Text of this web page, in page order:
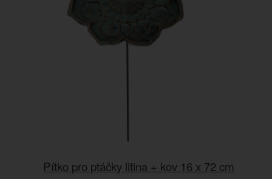
Pítko pro ptáčky litina + kov 16 x 72 cm